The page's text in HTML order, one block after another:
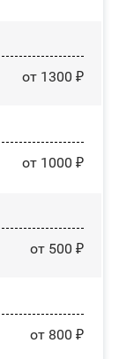
от 1300 ₽
от 1000 ₽
от 500 ₽
от 800 ₽